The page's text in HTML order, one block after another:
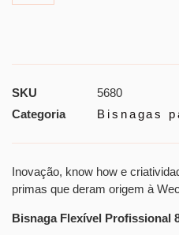
SKU
5680
Categoria
Bisnagas
Inovação, know how e
primas que deram origem à
Bisnaga Flexível Profissional